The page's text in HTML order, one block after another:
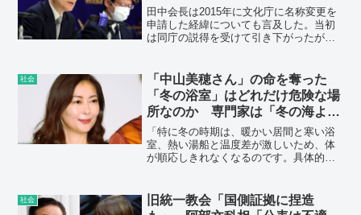
田中会長は2015年に文化庁に名称変更を
申請した経緯についても言及した。当初
は同庁の説得を受けて引き下がったが、
の意見書を添えて申請した結果、認証さ
れたと説明。「適法に処理され、政治的
介入や不正はない」とした。
社会
「中山美穂さん」の命を奪った
「冬の浴室」はどれだけ危険な場
所なのか 専門家は「冬の海より
危ない」「死者は年間6000人以
上」
「特に冬の時期は、暖かい居間と寒い浴
室、熱い湯船と温度差が激しいため、体
が順応しきれなくなるのです。具体的に
に入るとさらに血圧は上昇。そして湯船
に入ると、血管が弛緩して血圧が下降す
社会
旧統一教会「国側証拠に捏造